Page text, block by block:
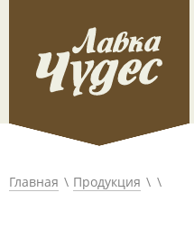
Главная Продукция